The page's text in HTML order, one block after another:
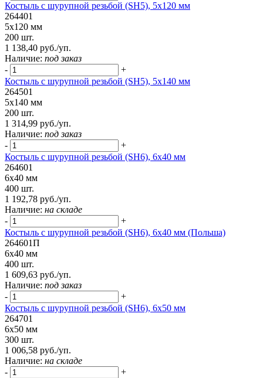
Костыль с шурупной резьбой (SH5), 5х120 мм
264401
5х120 мм
200 шт.
1 138,40 руб./уп.
Наличие: под заказ
-
+
Костыль с шурупной резьбой (SH5), 5х140 мм
264501
5х140 мм
200 шт.
1 314,99 руб./уп.
Наличие: под заказ
-
+
Костыль с шурупной резьбой (SH6), 6х40 мм
264601
6х40 мм
400 шт.
1 192,78 руб./уп.
Наличие: на складе
-
+
Костыль с шурупной резьбой (SH6), 6х40 мм (Польша)
264601П
6х40 мм
400 шт.
1 609,63 руб./уп.
Наличие: под заказ
-
+
Костыль с шурупной резьбой (SH6), 6х50 мм
264701
6х50 мм
300 шт.
1 006,58 руб./уп.
Наличие: на складе
-
+